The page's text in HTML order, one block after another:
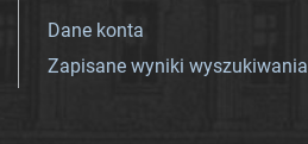
Dane konta
Zapisane wyniki wyszukiwania